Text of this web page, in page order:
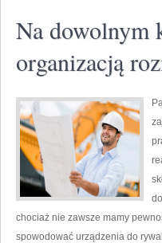
Na dowolnym
organizacją
chociaż nie zawsze mamy
spowodować urządzenia do